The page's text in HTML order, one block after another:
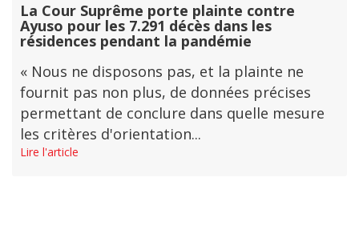
La Cour Suprême porte plainte contre
Ayuso pour les 7.291 décès dans les
résidences pendant la pandémie
« Nous ne disposons pas, et la plainte ne
fournit pas non plus, de données précises
permettant de conclure dans quelle mesure
les critères d'orientation...
Lire l'article